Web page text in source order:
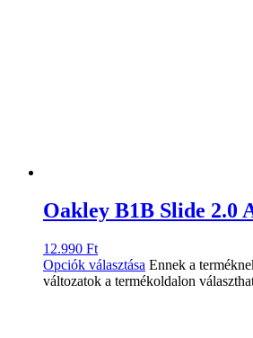
Oakley B1B Slide 2.0
12.990 Ft
Opciók választása Ennek a
változatok a termékoldalon